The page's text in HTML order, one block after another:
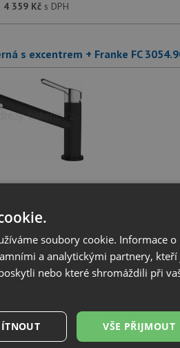
4 359 Kč s DPH
s excentrem + Franke FC
černá + Franke FC 3054.901
soubory cookie. Informace o
a analytickými partnery, kteří
nebo které shromáždili při
VŠE PŘIJMOUT